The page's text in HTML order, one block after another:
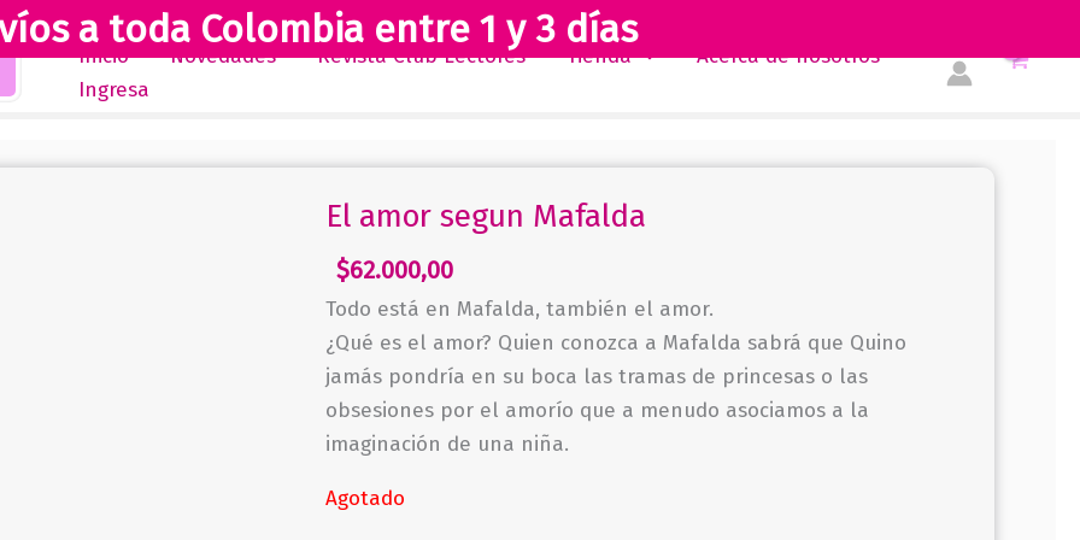
a toda Colombia entre 1 y 3 días
Inicio Novedades Revista Club Lectores Tienda
Acerca de nosotros
Ingresa
El amor segun Mafalda
$62.000,00
Todo está en Mafalda, también el amor.
¿Qué es el amor? Quien conozca a Mafalda sabrá que Quino
jamás pondría en su boca las tramas de princesas o las
obsesiones por el amorío que a menudo asociamos a la
imaginación de una niña.
Agotado